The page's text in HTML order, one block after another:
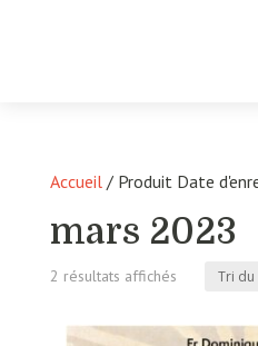
Accueil/ Produit Date
mars 2023
2 résultats affichésTrié
plus